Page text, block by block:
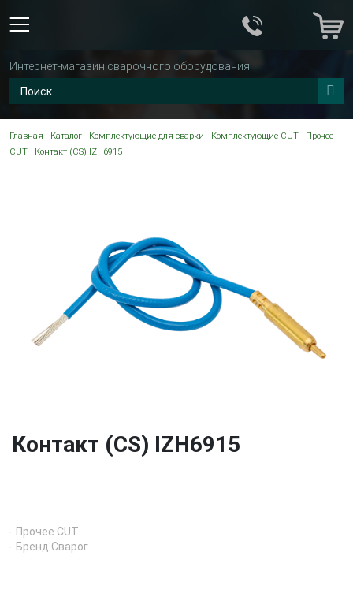
Интернет-магазин сварочного оборудования
Главная Каталог Комплектующие для сварки Комплектующие CUT
Прочее
CUT
Контакт (CS) IZH6915
Контакт (CS) IZH6915
Прочее CUT
Бренд Сварог